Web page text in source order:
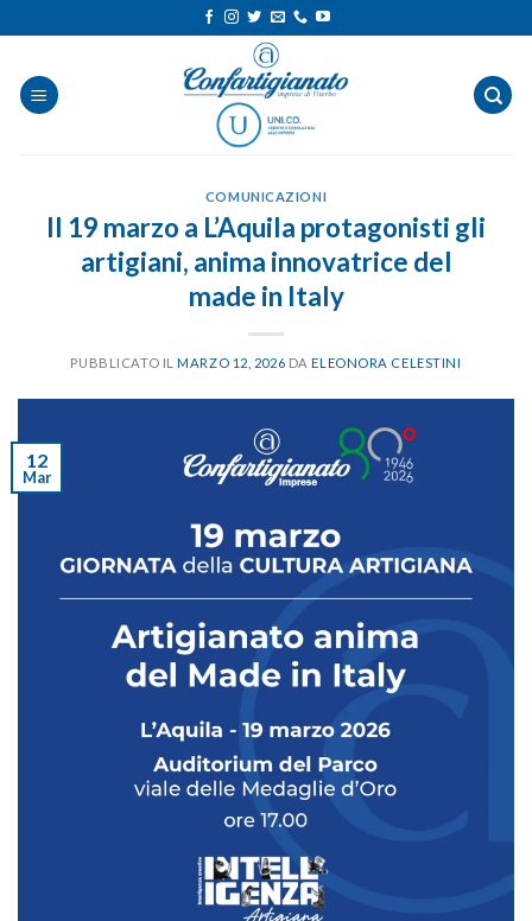
ai
contenuti
COMUNICAZIONI
Il 19 marzo a L’Aquila protagonisti gli
artigiani, anima innovatrice del
made in Italy
PUBBLICATO ILMARZO 12, 2026 DAELEONORA CELESTINI
12
Mar